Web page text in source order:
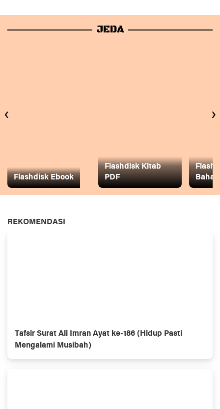
JEDA
Flashdisk Ebook
Flashdisk Kitab
PDF
Baha
‹ ›
REKOMENDASI
Tafsir Surat Ali Imran Ayat ke-186 (Hidup Pasti
Mengalami Musibah)